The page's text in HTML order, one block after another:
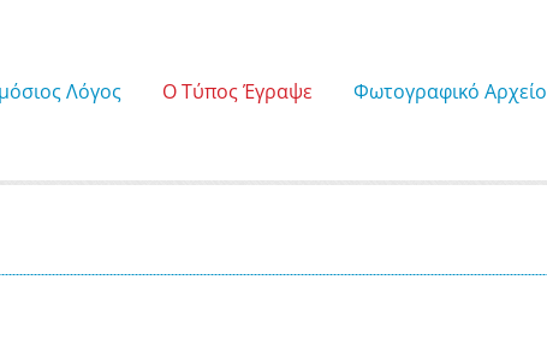
Λόγος Ο Τύπος Έγραψε Φωτογραφικό Αρχείο